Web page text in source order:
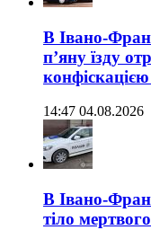
В Івано-
п’яну їзду
14:47 04.08.2026
В Івано-
тіло